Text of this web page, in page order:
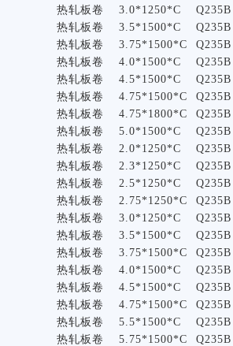
热轧板卷
3.0*1250*C
Q235B
热轧板卷
3.5*1500*C
Q235B
热轧板卷
3.75*1500*C
Q235B
热轧板卷
4.0*1500*C
Q235B
热轧板卷
4.5*1500*C
Q235B
热轧板卷
4.75*1500*C
Q235B
热轧板卷
4.75*1800*C
Q235B
热轧板卷
5.0*1500*C
Q235B
热轧板卷
2.0*1250*C
Q235B
热轧板卷
2.3*1250*C
Q235B
热轧板卷
2.5*1250*C
Q235B
热轧板卷
2.75*1250*C
Q235B
热轧板卷
3.0*1250*C
Q235B
热轧板卷
3.5*1500*C
Q235B
热轧板卷
3.75*1500*C
Q235B
热轧板卷
4.0*1500*C
Q235B
热轧板卷
4.5*1500*C
Q235B
热轧板卷
4.75*1500*C
Q235B
热轧板卷
5.5*1500*C
Q235B
热轧板卷
5.75*1500*C
Q235B